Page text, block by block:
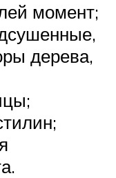
момент;
дерева,